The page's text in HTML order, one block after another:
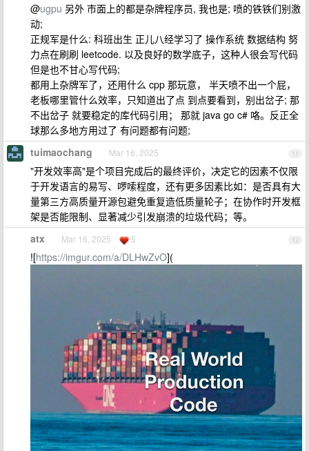
@ugpu 另外 市面上的都是杂牌程序员, 我也是; 喷的铁铁们别激
动;
正规军是什么: 科班出生 正儿八经学习了 操作系统 数据结构 努
力点在刷刷 leetcode. 以及良好的数学底子，这种人很会写代码
但是也不甘心写代码;
都用上杂牌军了，还用什么 cpp 那玩意， 半天喷不出一个屁，
老板哪里管什么效率，只知道出了点 到点要看到，别出岔子; 那
不出岔子 就要稳定的库代码引用； 那就 java go c# 咯。反正全
球那么多地方用过了 有问题都有问题;
11
tuimaochang Mar 16, 2025
"开发效率高"是个项目完成后的最终评价，决定它的因素不仅限
于开发语言的易写、啰嗦程度，还有更多因素比如：是否具有大
量第三方高质量开源包避免重复造低质量轮子；在协作时开发框
架是否能限制、显著减少引发崩溃的垃圾代码；等。
12
atx Mar 16, 2025 5
![https://imgur.com/a/DLHwZvO](